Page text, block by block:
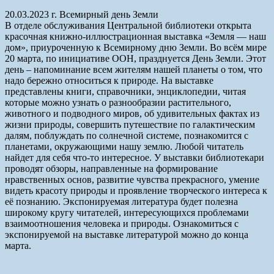
20.03.2023 г. Всемирный день Земли
В отделе обслуживания Центральной библиотеки открыта
красочная книжно-иллюстрационная выставка «Земля — наш
дом», приуроченную к Всемирному дню Земли. Во всём мире
20 марта, по инициативе ООН, празднуется День Земли. Этот
день – напоминание всем жителям нашей планеты о том, что
надо бережно относиться к природе. На выставке
представлены книги, справочники, энциклопедии, читая
которые можно узнать о разнообразии растительного,
животного и подводного миров, об удивительных фактах из
жизни природы, совершить путешествие по галактическим
далям, поблуждать по солнечной системе, познакомится с
планетами, окружающими нашу землю. Любой читатель
найдет для себя что-то интересное. У выставки библиотекари
проводят обзоры, направленные на формирование
нравственных основ, развитие чувства прекрасного, умение
видеть красоту природы и проявление творческого интереса к
её познанию. Экспонируемая литература будет полезна
широкому кругу читателей, интересующихся проблемами
взаимоотношения человека и природы. Ознакомиться с
экспонируемой на выставке литературой можно до конца
марта.